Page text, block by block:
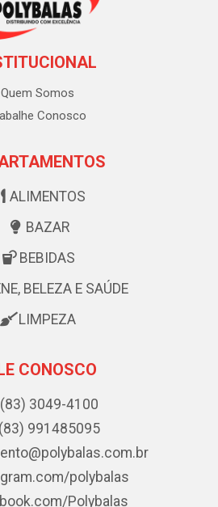
Quem Somos
Conosco
ALIMENTOS
BAZAR
BEBIDAS
BELEZA E SAÚDE
LIMPEZA
CONOSCO
(83) 3049-4100
(83) 991485095
polybalas
Polybalas